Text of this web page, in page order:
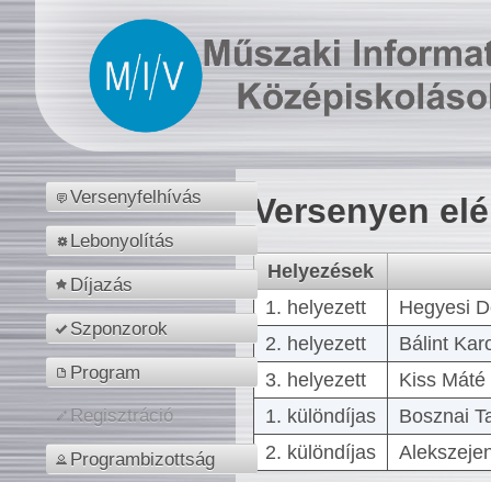
Versenyfelhívás
Lebonyolítás
Díjazás
Szponzorok
Program
Regisztráció
Programbizottság
Versenyen
Helyezések
1. helyezett
Hegyesi
2. helyezett
Bálint
3. helyezett
Kiss
1. különdíjas
Bosznai
2. különdíjas